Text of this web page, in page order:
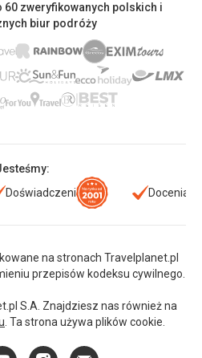
60 zweryfikowanych polskich i
biur podróży
Doświadczeni Doceniani
na stronach Travelplanet.pl
przepisów kodeksu cywilnego.
S.A. Znajdziesz nas również na
. Ta strona używa plików cookie.